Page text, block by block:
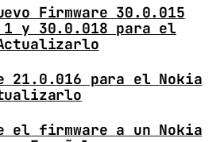
Firmware 30.0.015
y 30.0.018 para el
21.0.016 para el Nokia
el firmware a un Nokia